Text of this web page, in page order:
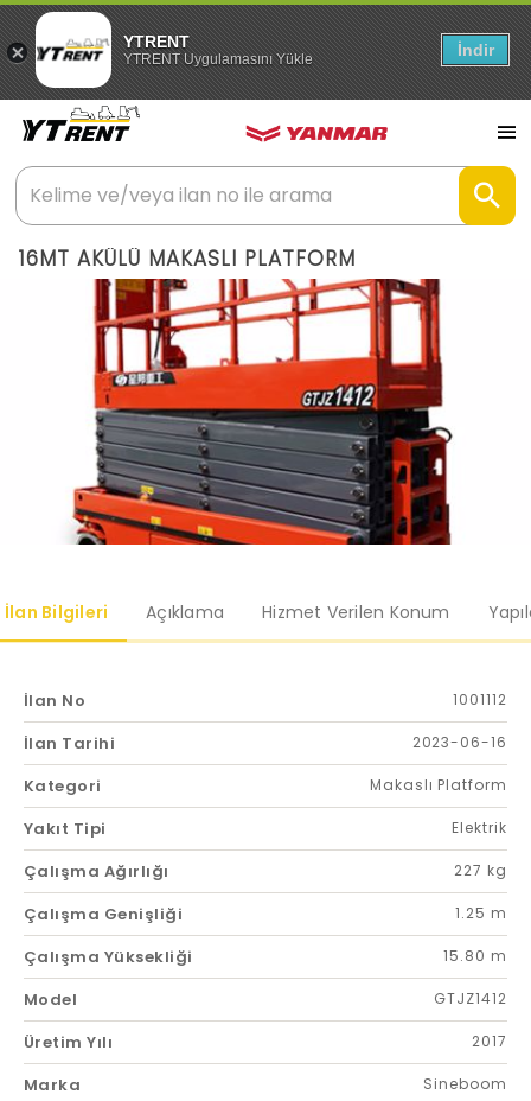
YTRENT
YTRENT Uygulamasını Yükle İndir
16MT AKÜLÜ MAKASLI PLATFORM
İlan Bilgileri Açıklama Hizmet Verilen Konum
İlan No 1001112
İlan Tarihi 2023-06-16
Kategori Makaslı Platform
Yakıt Tipi Elektrik
Çalışma Ağırlığı 227 kg
Çalışma Genişliği 1.25 m
Çalışma Yüksekliği 15.80 m
Model GTJZ1412
Üretim Yılı 2017
Marka Sineboom